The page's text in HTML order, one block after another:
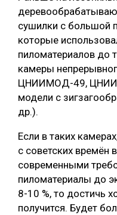
сушилки с большой
которые
пиломатериалов до
камеры
ЦНИИМОД-49,
модели с
др.).
Если в таких
с советских времён
современными
пиломатериалы до
8-10 %, то достичь
получится. Будет